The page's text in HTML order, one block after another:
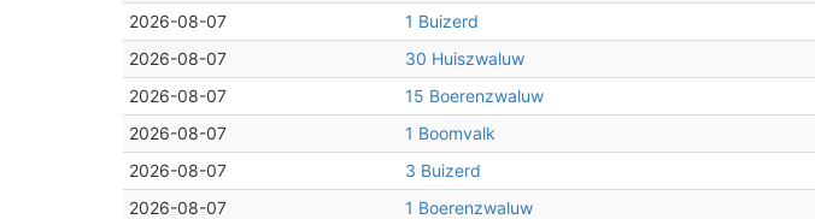
2026-08-07
1 Buizerd
2026-08-07
30 Huiszwaluw
2026-08-07
15 Boerenzwaluw
2026-08-07
1 Boomvalk
2026-08-07
3 Buizerd
2026-08-07
1 Boerenzwaluw